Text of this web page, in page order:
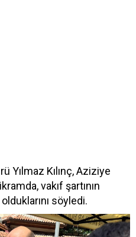
Yılmaz Kılınç, Aziziye
vakıf şartının
söyledi.